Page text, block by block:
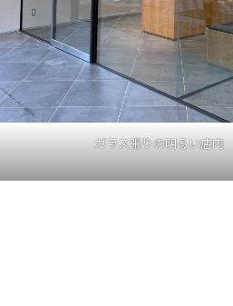
ガラス張りの明るい店内